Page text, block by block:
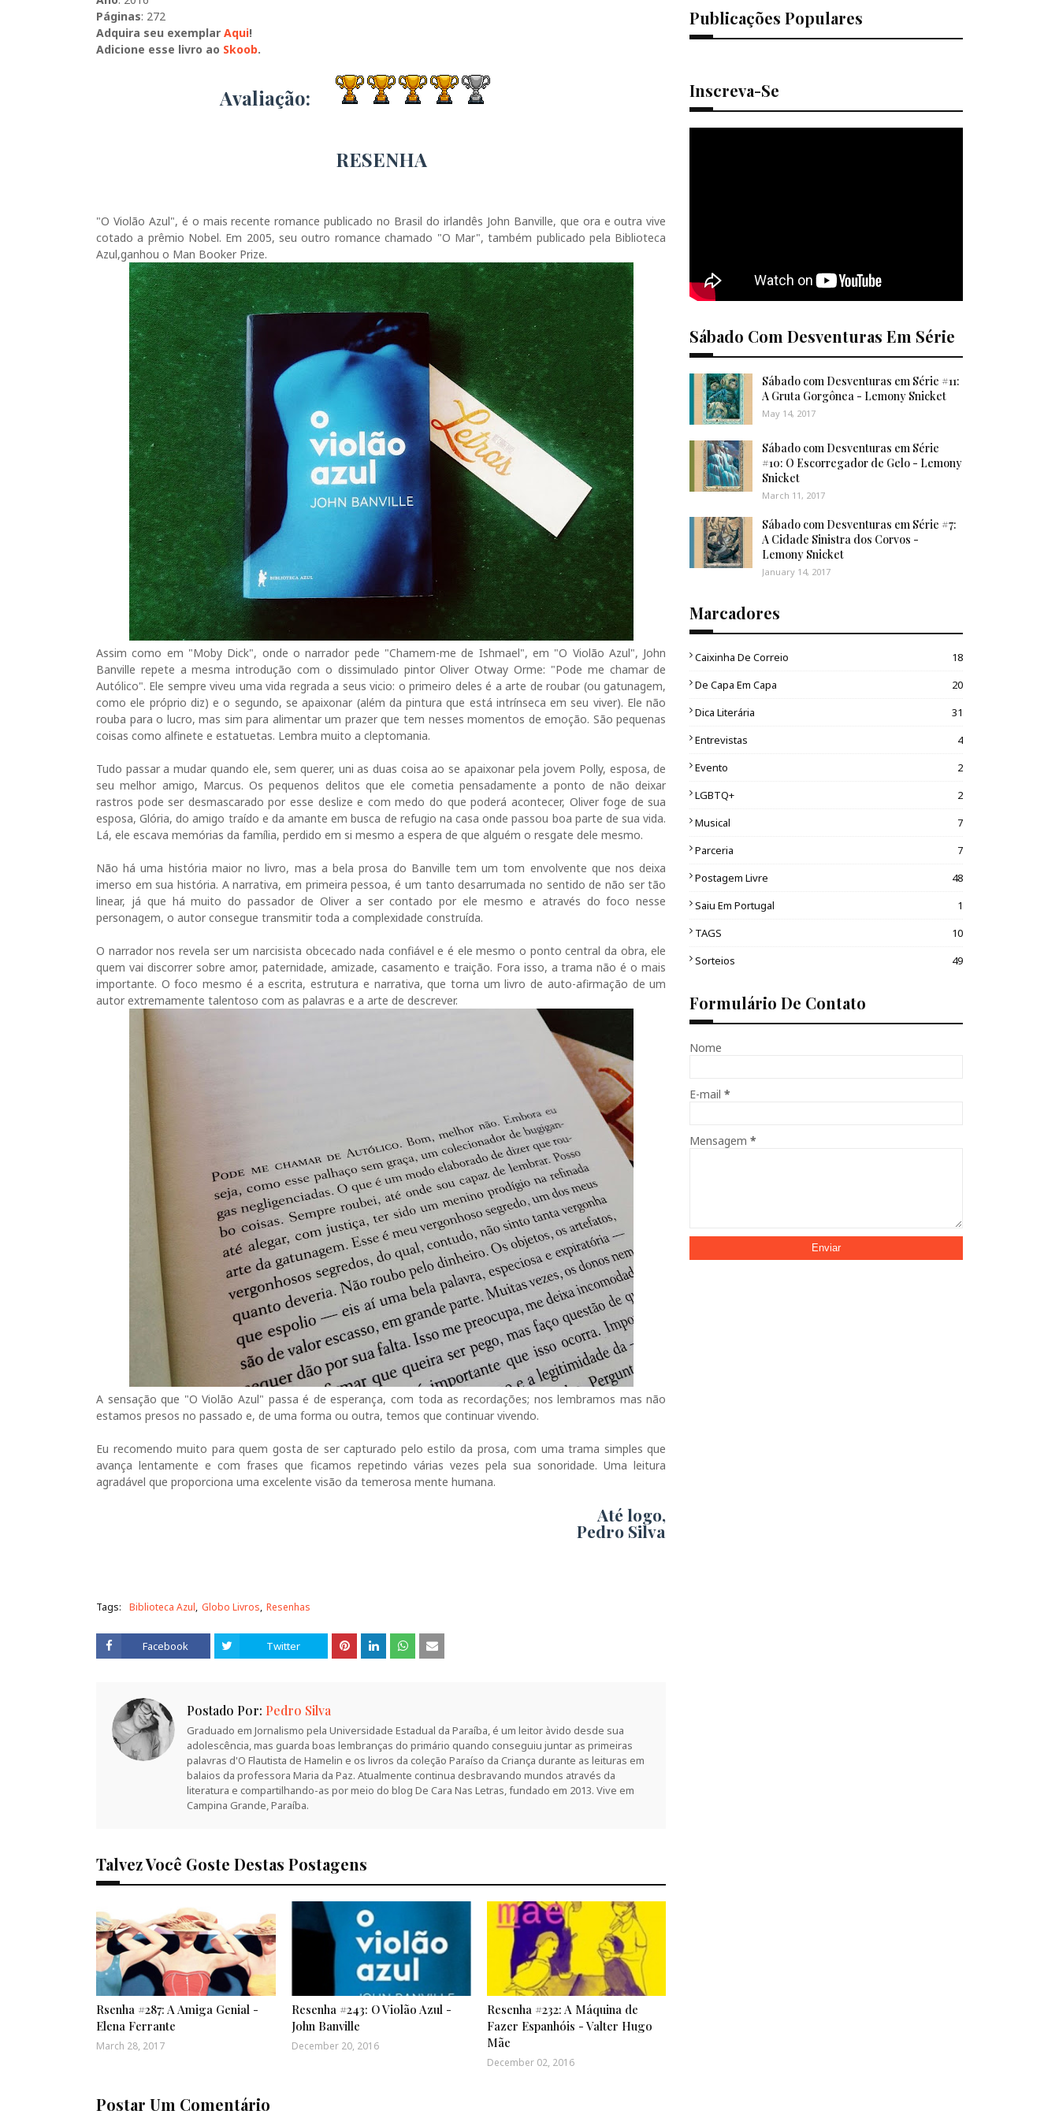
Páginas: 272
Adquira seu exemplar Aqui!
Adicione esse livro ao Skoob.
Avaliação:
RESENHA
"O Violão Azul", é o mais recente romance publicado no Brasil do irlandês John Banville, que ora e outra vive
cotado a prêmio Nobel. Em 2005, seu outro romance chamado "O Mar", também publicado pela Biblioteca
Azul,ganhou o Man Booker Prize.
Assim como em "Moby Dick", onde o narrador pede "Chamem-me de Ishmael", em "O Violão Azul", John
Banville repete a mesma introdução com o dissimulado pintor Oliver Otway Orme: "Pode me chamar de
Autólico". Ele sempre viveu uma vida regrada a seus vicio: o primeiro deles é a arte de roubar (ou gatunagem,
como ele próprio diz) e o segundo, se apaixonar (além da pintura que está intrínseca em seu viver). Ele não
rouba para o lucro, mas sim para alimentar um prazer que tem nesses momentos de emoção. São pequenas
coisas como alfinete e estatuetas. Lembra muito a cleptomania.
Tudo passar a mudar quando ele, sem querer, uni as duas coisa ao se apaixonar pela jovem Polly, esposa, de
seu melhor amigo, Marcus. Os pequenos delitos que ele cometia pensadamente a ponto de não deixar
rastros pode ser desmascarado por esse deslize e com medo do que poderá acontecer, Oliver foge de sua
esposa, Glória, do amigo traído e da amante em busca de refugio na casa onde passou boa parte de sua vida.
Lá, ele escava memórias da família, perdido em si mesmo a espera de que alguém o resgate dele mesmo.
Não há uma história maior no livro, mas a bela prosa do Banville tem um tom envolvente que nos deixa
imerso em sua história. A narrativa, em primeira pessoa, é um tanto desarrumada no sentido de não ser tão
linear, já que há muito do passador de Oliver a ser contado por ele mesmo e através do foco nesse
personagem, o autor consegue transmitir toda a complexidade construída.
O narrador nos revela ser um narcisista obcecado nada confiável e é ele mesmo o ponto central da obra, ele
quem vai discorrer sobre amor, paternidade, amizade, casamento e traição. Fora isso, a trama não é o mais
importante. O foco mesmo é a escrita, estrutura e narrativa, que torna um livro de auto-afirmação de um
autor extremamente talentoso com as palavras e a arte de descrever.
A sensação que "O Violão Azul" passa é de esperança, com toda as recordações; nos lembramos mas não
estamos presos no passado e, de uma forma ou outra, temos que continuar vivendo.
Eu recomendo muito para quem gosta de ser capturado pelo estilo da prosa, com uma trama simples que
avança lentamente e com frases que ficamos repetindo várias vezes pela sua sonoridade. Uma leitura
agradável que proporciona uma excelente visão da temerosa mente humana.
Até logo,
Pedro Silva
Tags: Biblioteca Azul Globo Livros Resenhas
Facebook Twitter
Postado Por: Pedro Silva
Graduado em Jornalismo pela Universidade Estadual da Paraíba, é um leitor àvido desde sua
adolescência, mas guarda boas lembranças do primário quando conseguiu juntar as primeiras
palavras d'O Flautista de Hamelin e os livros da coleção Paraíso da Criança durante as leituras em
balaios da professora Maria da Paz. Atualmente continua desbravando mundos através da
literatura e compartilhando-as por meio do blog De Cara Nas Letras, fundado em 2013. Vive em
Campina Grande, Paraíba.
Talvez Você Goste Destas Postagens
Rsenha #287: A Amiga Genial -
Elena Ferrante
March 28, 2017
Resenha #243: O Violão Azul -
John Banville
December 20, 2016
Resenha #232: A Máquina de
Fazer Espanhóis - Valter Hugo
Mãe
December 02, 2016
Postar Um Comentário
Publicações Populares
Inscreva-Se
Sábado Com Desventuras Em Série
Sábado com Desventuras em Série #11:
A Gruta Gorgônea - Lemony Snicket
May 14, 2017
Sábado com Desventuras em Série
#10: O Escorregador de Gelo - Lemony
Snicket
March 11, 2017
Sábado com Desventuras em Série #7:
A Cidade Sinistra dos Corvos -
Lemony Snicket
January 14, 2017
Marcadores
Caixinha De Correio
18
De Capa Em Capa
20
Dica Literária
31
Entrevistas
4
Evento
2
LGBTQ+
2
Musical
7
Parceria
7
Postagem Livre
48
Saiu Em Portugal
1
TAGS
10
Sorteios
49
Formulário De Contato
Nome
E-mail*
Mensagem*